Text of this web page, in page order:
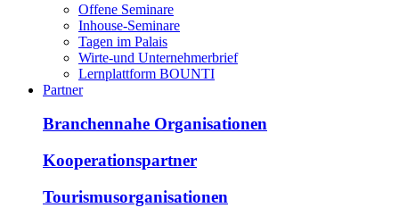
Offene Seminare
Inhouse-Seminare
Tagen im Palais
Wirte-und Unternehmerbrief
Lernplattform BOUNTI
Partner
Branchennahe Organisationen
Kooperationspartner
Tourismusorganisationen